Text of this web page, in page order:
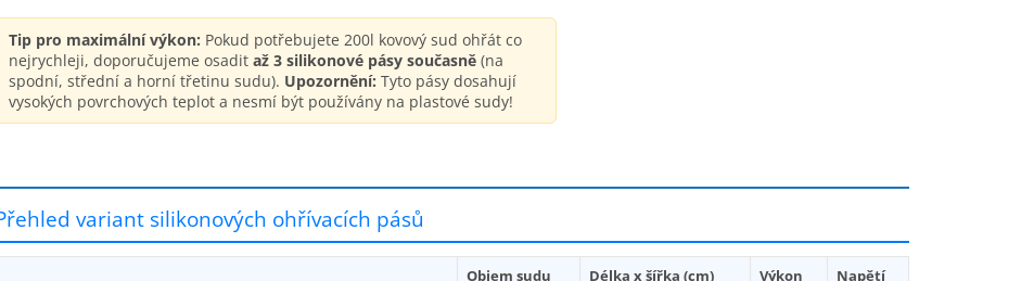
Tip pro maximální výkon: Pokud potřebujete 200l kovový sud ohřát co
nejrychleji, doporučujeme osadit až 3 silikonové pásy současně (na
spodní, střední a horní třetinu sudu). Upozornění: Tyto pásy dosahují
vysokých povrchových teplot a nesmí být používány na plastové sudy!
variant silikonových ohřívacích pásů
Objem sudu Délka x šířka (cm) Výkon
Napětí